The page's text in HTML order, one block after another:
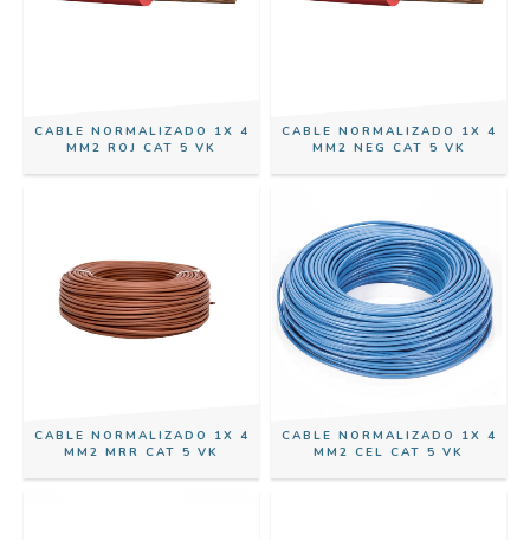
CABLE NORMALIZADO 1X 4
MM2 ROJ CAT 5 VK
CABLE NORMALIZADO 1X 4
MM2 NEG CAT 5 VK
CABLE NORMALIZADO 1X 4
MM2 MRR CAT 5 VK
CABLE NORMALIZADO 1X 4
MM2 CEL CAT 5 VK